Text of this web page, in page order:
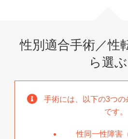
性別適合手術／性
ら選ぶ
手術には、以下の3つ
です。
性同一性障害